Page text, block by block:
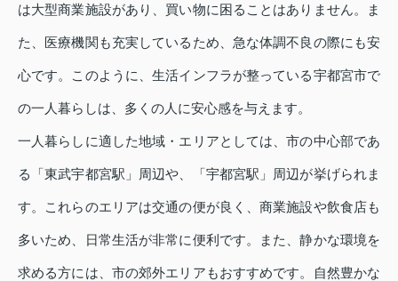
は大型商業施設があり、買い物に困ることはありません。ま
た、医療機関も充実しているため、急な体調不良の際にも安
心です。このように、生活インフラが整っている宇都宮市で
の一人暮らしは、多くの人に安心感を与えます。
一人暮らしに適した地域・エリアとしては、市の中心部であ
る「東武宇都宮駅」周辺や、「宇都宮駅」周辺が挙げられま
す。これらのエリアは交通の便が良く、商業施設や飲食店も
多いため、日常生活が非常に便利です。また、静かな環境を
求める方には、市の郊外エリアもおすすめです。自然豊かな